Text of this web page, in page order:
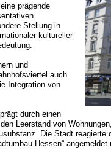
prägende
Stellung in
kultureller
und
auch
Integration von
durch einen
Leerstand von
Die Stadt reagierte
Hessen“